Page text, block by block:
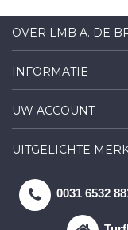
OVER LMB A. DE
INFORMATIE
UW ACCOUNT
UITGELICHTE
0031 6532